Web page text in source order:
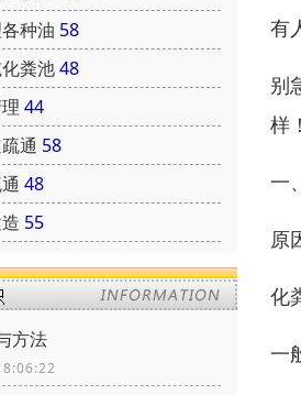
种油 58
粪池48
44
通 58
48
55
方法
有
别
样
一
原
化
一